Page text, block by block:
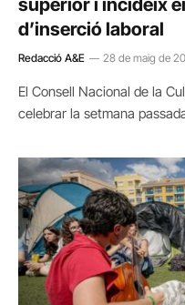
d’inserció laboral
Redacció A&E 28 de maig de
El Consell Nacional de la
celebrar la setmana